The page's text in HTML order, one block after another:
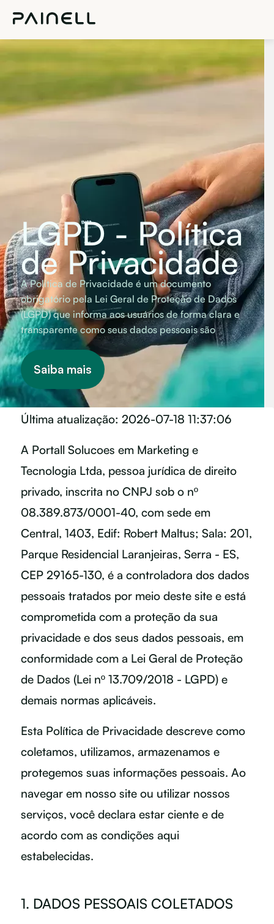
LGPD - Política
de Privacidade
A Política de Privacidade é um documento
obrigatório pela Lei Geral de Proteção de Dados
(LGPD) que informa aos usuários de forma clara e
transparente como seus dados pessoais são
coletados, utilizados, armazenados, compartilhados
e protegidos por uma organização, apresentando
as finalidades do tratamento, a base legal que o
autoriza, o período de retenção das informações, as
medidas de segurança adotadas e os canais
disponíveis para que o titular exerça seus direitos
garantindo assim o respeito à privacidade e o
cumprimento das exigências legais vigentes no
Saiba mais
Última atualização: 2026-07-18 11:37:06
A Portall Solucoes em Marketing e
Tecnologia Ltda, pessoa jurídica de direito
privado, inscrita no CNPJ sob o nº
08.389.873/0001-40, com sede em
Central, 1403, Edif: Robert Maltus; Sala: 201,
Parque Residencial Laranjeiras, Serra - ES,
CEP 29165-130, é a controladora dos dados
pessoais tratados por meio deste site e está
comprometida com a proteção da sua
privacidade e dos seus dados pessoais, em
conformidade com a Lei Geral de Proteção
de Dados (Lei nº 13.709/2018 - LGPD) e
demais normas aplicáveis.
Esta Política de Privacidade descreve como
coletamos, utilizamos, armazenamos e
protegemos suas informações pessoais. Ao
navegar em nosso site ou utilizar nossos
serviços, você declara estar ciente e de
acordo com as condições aqui
estabelecidas.
1. DADOS PESSOAIS COLETADOS